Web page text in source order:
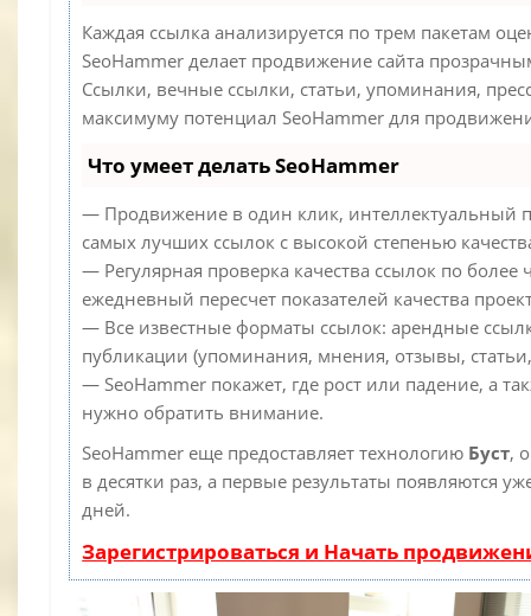
Каждая ссылка анализируется по трем пакетам
SeoHammer делает продвижение сайта
Ссылки, вечные ссылки, статьи, упоминания,
максимуму потенциал SeoHammer для
Что умеет делать SeoHammer
— Продвижение в один клик, интеллектуальный
самых лучших ссылок с высокой степенью
— Регулярная проверка качества ссылок по более
ежедневный пересчет показателей качества
— Все известные форматы ссылок: арендные
публикации (упоминания, мнения, отзывы,
— SeoHammer покажет, где рост или падение, а
нужно обратить внимание.
SeoHammer еще предоставляет технологию Буст,
в десятки раз, а первые результаты появляются
дней.
Зарегистрироваться и Начать